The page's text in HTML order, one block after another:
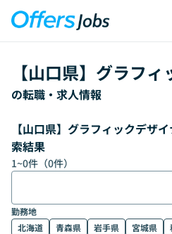
【山口県】 グラフィ
の転職・求人情報
【山口県】グラフィックデザ
索結果
1~0件（0件）
勤務地
北海道
青森県 岩手県 宮城県